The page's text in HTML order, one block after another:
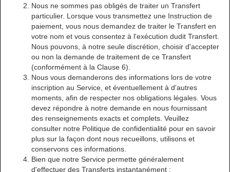
Nous ne sommes pas obligés de traiter un Transfert
particulier. Lorsque vous transmettez une Instruction de
paiement, vous nous demandez de traiter le Transfert en
votre nom et vous consentez à l'exécution dudit Transfert.
Nous pouvons, à notre seule discrétion, choisir d'accepter
ou non la demande de traitement de ce Transfert
(conformément à la Clause 6).
Nous vous demanderons des informations lors de votre
inscription au Service, et éventuellement à d'autres
moments, afin de respecter nos obligations légales. Vous
devez répondre à notre demande en nous fournissant
des renseignements exacts et complets. Veuillez
consulter notre Politique de confidentialité pour en savoir
plus sur la façon dont nous recueillons, utilisons et
conservons ces informations.
Bien que notre Service permette généralement
d'effectuer des Transferts instantanément :